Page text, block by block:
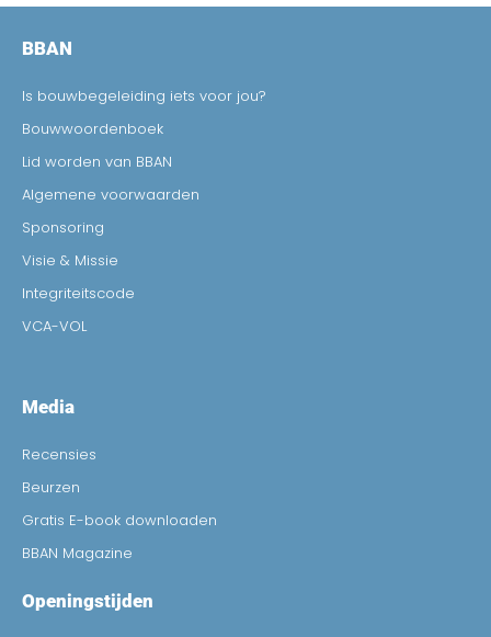
BBAN
Is bouwbegeleiding iets voor jou?
Bouwwoordenboek
Lid worden van BBAN
Algemene voorwaarden
Sponsoring
Visie & Missie
Integriteitscode
VCA-VOL
Media
Recensies
Beurzen
Gratis E-book downloaden
BBAN Magazine
Openingstijden